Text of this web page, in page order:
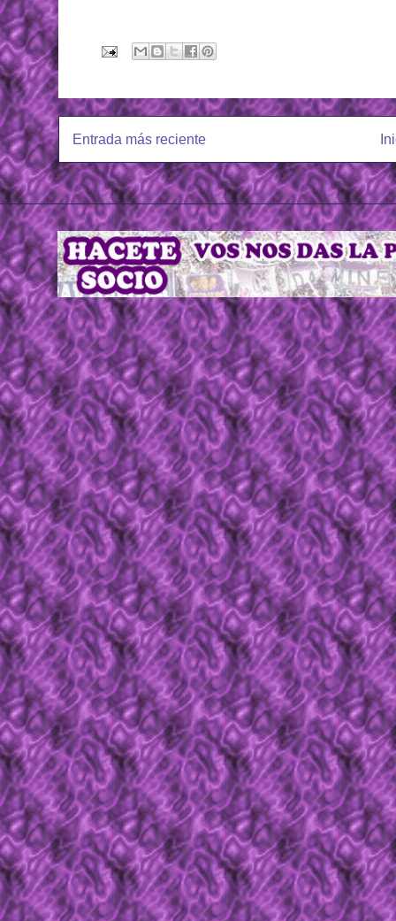
Entrada más reciente